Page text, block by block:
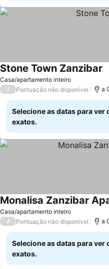
Casa/apartamento inteiro
Stone Town Zanzibar
/ Pontuação não disponível a
Selecione as datas para ver
exatos.
Casa/apartamento inteiro
Monalisa Zanzibar
/ Pontuação não disponível a
Selecione as datas para ver
exatos.